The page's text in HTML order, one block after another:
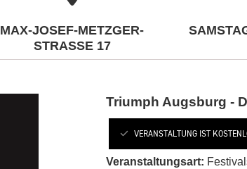
MAX-JOSEF-METZGER-
STRASSE 17
Triumph Augsburg -
VERANSTALTUNG IST
Veranstaltungsart: